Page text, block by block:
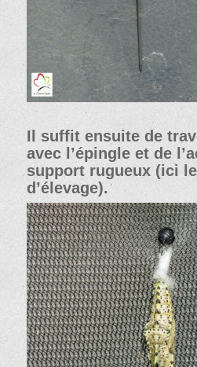
Il suffit ensuite de
avec l’épingle et de
support rugueux (ici
d’élevage).